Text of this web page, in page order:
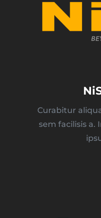
Curabitur
sem facilisis a.